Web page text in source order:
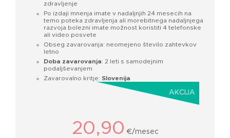
zdravljenje
Po izdaji mnenja imate v nadaljnjih 24 mesecih na
temo poteka zdravljenja ali morebitnega nadaljnjega
razvoja bolezni imate možnost koristiti 4 telefonske
ali video posvete
Obseg zavarovanja: neomejeno število zahtevkov
letno
Doba zavarovanja: 2 leti s samodejnim
podaljševanjem
Zavarovalno kritje: Slovenija
AKCIJA
20,90 €/mesec